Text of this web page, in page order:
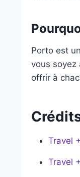
Porto est
vous soyez
offrir à
Travel
Travel